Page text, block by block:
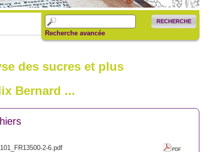
RECHERCHE
Recherche avancée
des sucres et plus
Bernard ...
2-6.pdf